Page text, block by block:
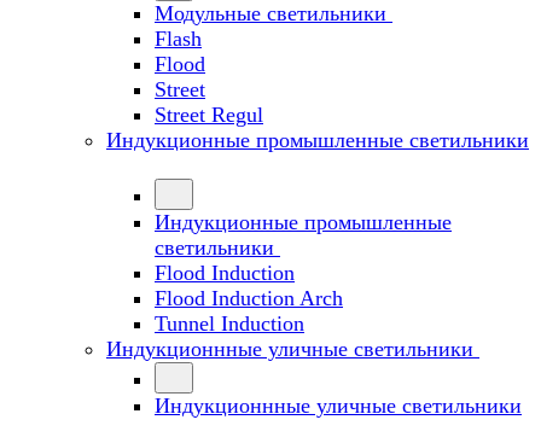
Модульные светильники
Flash
Flood
Street
Street Regul
Индукционные промышленные светильники
Индукционные промышленные
светильники
Flood Induction
Flood Induction Arch
Tunnel Induction
Индукционнные уличные светильники
Индукционнные уличные светильники